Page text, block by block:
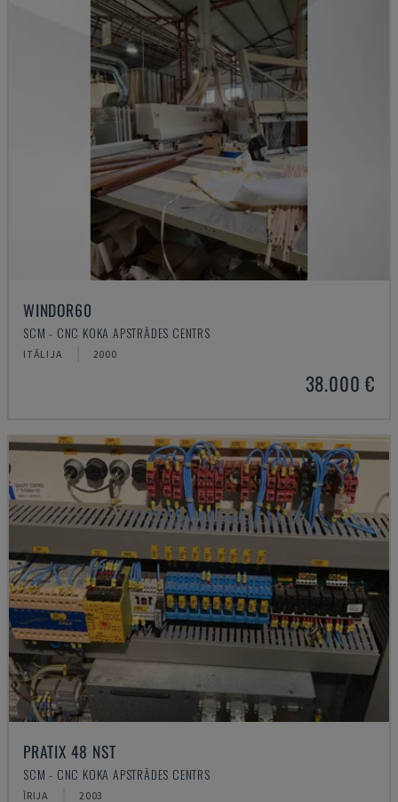
WINDOR60
SCM - CNC KOKA APSTRĀDES CENTRS
ITĀLIJA 2000
38.000 €
PRATIX 48 NST
SCM - CNC KOKA APSTRĀDES CENTRS
ĪRIJA 2003